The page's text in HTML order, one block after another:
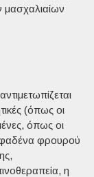
μασχαλιαίων
(όπως οι
όπως οι
φρουρού
η